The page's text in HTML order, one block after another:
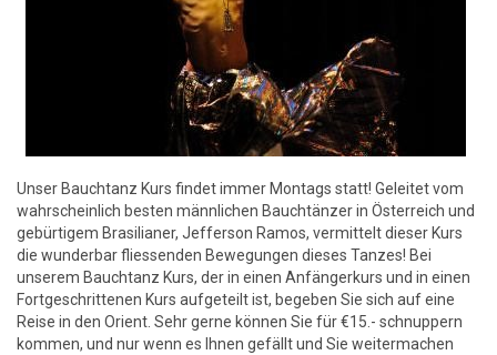
Unser Bauchtanz Kurs findet immer Montags statt! Geleitet vom
wahrscheinlich besten männlichen Bauchtänzer in Österreich und
gebürtigem Brasilianer, Jefferson Ramos, vermittelt dieser Kurs
die wunderbar fliessenden Bewegungen dieses Tanzes! Bei
unserem Bauchtanz Kurs, der in einen Anfängerkurs und in einen
Fortgeschrittenen Kurs aufgeteilt ist, begeben Sie sich auf eine
Reise in den Orient. Sehr gerne können Sie für €15.- schnuppern
kommen, und nur wenn es Ihnen gefällt und Sie weitermachen